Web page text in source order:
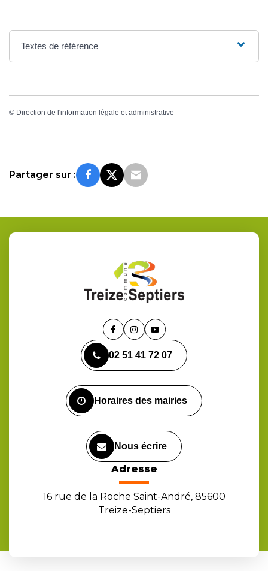
Textes de référence
© Direction de l'information légale et administrative
Partager sur :
Lien
le
compte
Lien
le
compte
Lien
la
chaîne
02 51 41 72 07
Horaires des mairies
Nous écrire
Adresse
16 rue de la Roche Saint-André, 85600
Treize-Septiers